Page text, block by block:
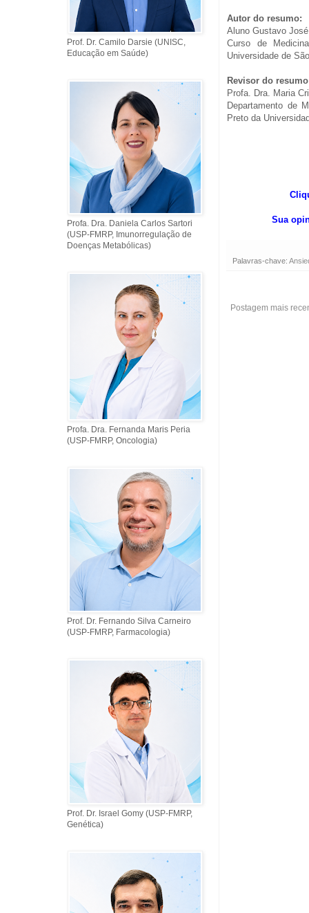
Autor do resumo:
Aluno Gustavo
Curso de
Universidade de
Revisor do
Profa. Dra. Maria
Departamento de
Preto da
Sua
Palavras-chave:
Postagem mais
Prof. Dr. Camilo Darsie (UNISC,
Educação em Saúde)
Profa. Dra. Daniela Carlos Sartori
(USP-FMRP, Imunorregulação de
Doenças Metabólicas)
Profa. Dra. Fernanda Maris Peria
(USP-FMRP, Oncologia)
Prof. Dr. Fernando Silva Carneiro
(USP-FMRP, Farmacologia)
Prof. Dr. Israel Gomy (USP-FMRP,
Genética)